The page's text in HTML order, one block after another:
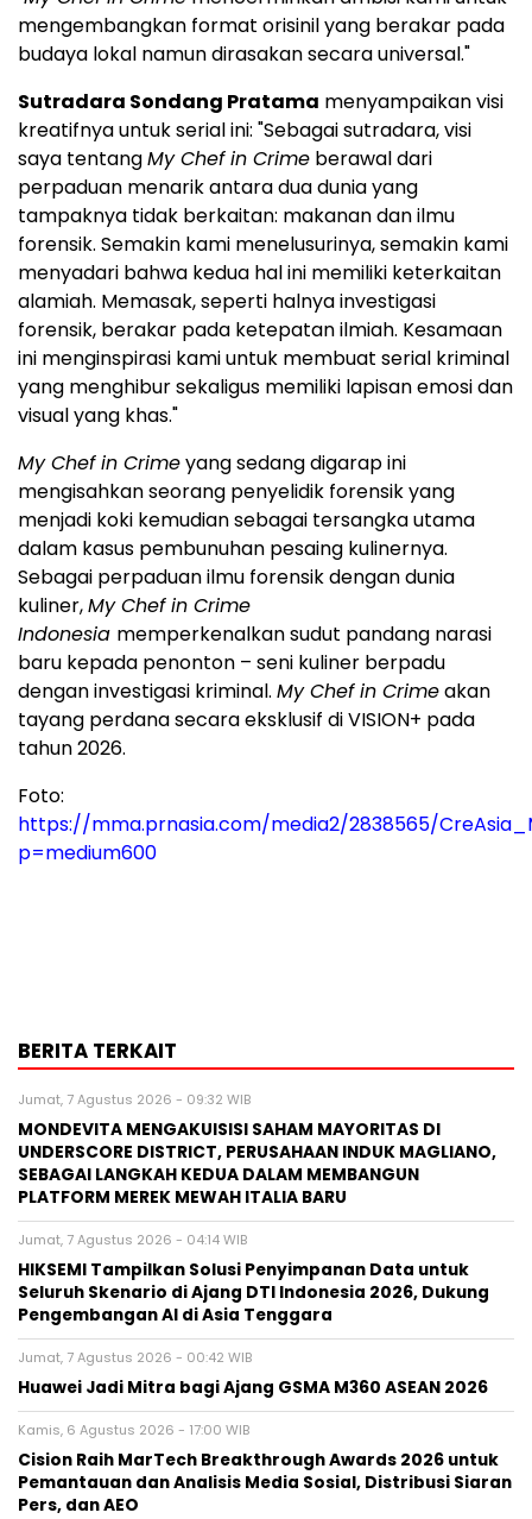
mengembangkan format orisinil yang berakar pada
budaya lokal namun dirasakan secara universal."
Sutradara Sondang Pratama menyampaikan visi
kreatifnya untuk serial ini: "Sebagai sutradara, visi
saya tentangMy Chef in Crime berawal dari
perpaduan menarik antara dua dunia yang
tampaknya tidak berkaitan: makanan dan ilmu
forensik. Semakin kami menelusurinya, semakin kami
menyadari bahwa kedua hal ini memiliki keterkaitan
alamiah. Memasak, seperti halnya investigasi
forensik, berakar pada ketepatan ilmiah. Kesamaan
ini menginspirasi kami untuk membuat serial kriminal
yang menghibur sekaligus memiliki lapisan emosi dan
visual yang khas."
My Chef in Crimeyang sedang digarap ini
mengisahkan seorang penyelidik forensik yang
menjadi koki kemudian sebagai tersangka utama
dalam kasus pembunuhan pesaing kulinernya.
Sebagai perpaduan ilmu forensik dengan dunia
kuliner,My Chef in Crime
Indonesia memperkenalkan sudut pandang narasi
baru kepada penonton – seni kuliner berpadu
dengan investigasi kriminal. My Chef in Crimeakan
tayang perdana secara eksklusif di VISION+ pada
tahun 2026.
Foto:
https://mma.prnasia.com/media2/2838565/
p=medium600
BERITA TERKAIT
Jumat, 7 Agustus 2026 - 09:32 WIB
MONDEVITA MENGAKUISISI SAHAM MAYORITAS DI
UNDERSCORE DISTRICT, PERUSAHAAN INDUK MAGLIANO,
SEBAGAI LANGKAH KEDUA DALAM MEMBANGUN
PLATFORM MEREK MEWAH ITALIA BARU
Jumat, 7 Agustus 2026 - 04:14 WIB
HIKSEMI Tampilkan Solusi Penyimpanan Data untuk
Seluruh Skenario di Ajang DTI Indonesia 2026, Dukung
Pengembangan AI di Asia Tenggara
Jumat, 7 Agustus 2026 - 00:42 WIB
Huawei Jadi Mitra bagi Ajang GSMA M360 ASEAN 2026
Kamis, 6 Agustus 2026 - 17:00 WIB
Cision Raih MarTech Breakthrough Awards 2026 untuk
Pemantauan dan Analisis Media Sosial, Distribusi Siaran
Pers, dan AEO